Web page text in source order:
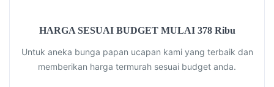
HARGA SESUAI BUDGET MULAI 378 Ribu
Untuk aneka bunga papan ucapan kami yang terbaik dan
memberikan harga termurah sesuai budget anda.